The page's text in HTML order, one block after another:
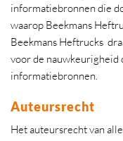
informatiebronnen die
waarop Beekmans
Beekmans Heftrucks
voor de nauwkeurigheid
informatiebronnen.
Auteursrecht
Het auteursrecht van